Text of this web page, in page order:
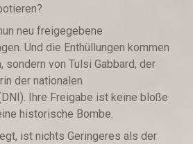
neu freigegebene
Und die Enthüllungen kommen
sondern von Tulsi Gabbard, der
der nationalen
Ihre Freigabe ist keine bloße
historische Bombe.
ist nichts Geringeres als der